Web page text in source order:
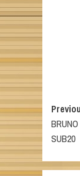
SUB20